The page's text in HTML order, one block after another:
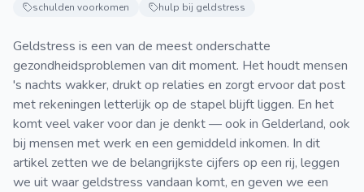
schulden voorkomen
hulp bij geldstress
Geldstress is een van de meest onderschatte
gezondheidsproblemen van dit moment. Het houdt mensen
's nachts wakker, drukt op relaties en zorgt ervoor dat post
met rekeningen letterlijk op de stapel blijft liggen. En het
komt veel vaker voor dan je denkt — ook in Gelderland, ook
bij mensen met werk en een gemiddeld inkomen. In dit
artikel zetten we de belangrijkste cijfers op een rij, leggen
we uit waar geldstress vandaan komt, en geven we een